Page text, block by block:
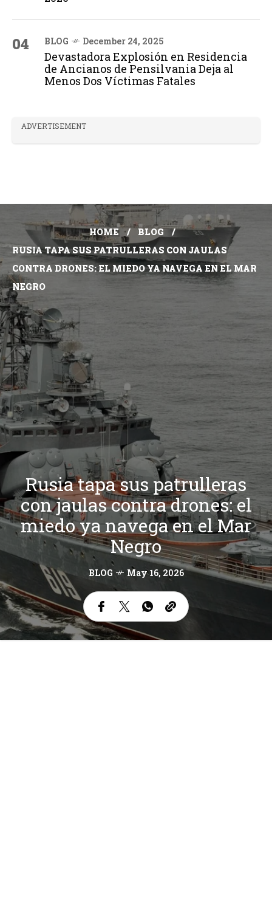
04 BLOG December 24, 2025
Devastadora Explosión en Residencia
de Ancianos de Pensilvania Deja al
Menos Dos Víctimas Fatales
ADVERTISEMENT
HOME
BLOG
RUSIA TAPA SUS PATRULLERAS CON JAULAS
CONTRA DRONES: EL MIEDO YA NAVEGA EN EL MAR
NEGRO
Rusia tapa sus patrulleras
con jaulas contra drones: el
miedo ya navega en el Mar
Negro
BLOG May 16, 2026